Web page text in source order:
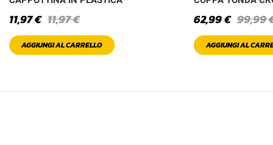
11,97€
11,97€
AGGIUNGI AL CARRELLO
99,99
62,99€
AGGIUNGI AL